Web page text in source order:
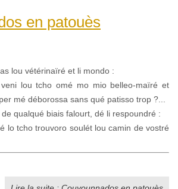
en patouès
lou vétérinaïré et li mondo :
lou tcho omé mo mio belleo-maïré et
mé déborossa sans qué patisso trop ?...
qualqué biais falourt, dé li respoundré :
lo tcho trouvoro soulét lou camin de vostré